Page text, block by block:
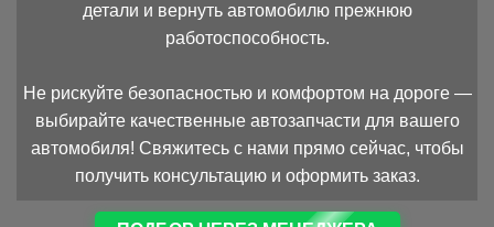
детали и вернуть автомобилю прежнюю
работоспособность.
Не рискуйте безопасностью и комфортом на дороге —
выбирайте качественные автозапчасти для вашего
автомобиля! Свяжитесь с нами прямо сейчас, чтобы
получить консультацию и оформить заказ.